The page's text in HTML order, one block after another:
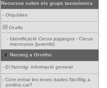
Recursos sobre els grups taxonòmics
- Orquídies
Ocells
- Identificació Circus pygargus - Circus
macrourus (juvenils)
Nocmig a Ornitho
- El Nocmig- informació general
- Com entrar les teves dades NocMig a
ornitho.cat?